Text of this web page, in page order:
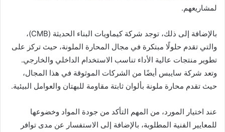
لمشاريعهم.
بالإضافة إلى ذلك، توجد شركة كيماويات البناء الحديثة (CMB)،
والتي تقدم حلولًا مبتكرة في مجال المحارة الملونة، حيث تركز على
تطوير منتجات عالية الأداء تناسب الاستخدام الداخلي والخارجي.
وتعد شركة سايبس أيضًا من الشركات الموثوقة في هذا المجال،
حيث تقدم محارة ملونة بألوان ثابتة مقاومة للبهتان والعوامل البيئية.
عند اختيار المورد، من المهم التأكد من جودة المواد وخضوعها
للمعايير الفنية المطلوبة، بالإضافة إلى الاستفسار عن مدى توافر